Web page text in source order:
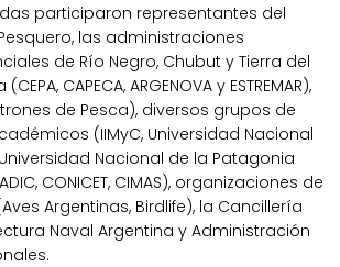
participaron representantes del
las administraciones
de Río Negro, Chubut y Tierra del
CAPECA, ARGENOVA y ESTREMAR),
de Pesca), diversos grupos de
(IIMyC, Universidad Nacional
Nacional de la Patagonia
CONICET, CIMAS), organizaciones de
Argentinas, Birdlife), la Cancillería
Naval Argentina y Administración